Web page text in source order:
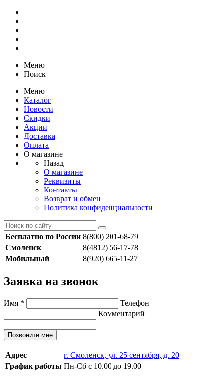
Меню
Поиск
Меню
Каталог
Новости
Скидки
Акции
Доставка
Оплата
О магазине
Назад
О магазине
Реквизиты
Контакты
Возврат и обмен
Политика конфиденциальности
Бесплатно по России 8(800) 201-68-79
Смоленск
8(4812) 56-17-78
Мобильный
8(920) 665-11-27
Заявка на звонок
Имя *
Телефон
Комментарий
Позвоните мне
Адрес
г. Смоленск, ул. 25 сентября, д. 20
График работы Пн-Сб с 10.00 до 19.00